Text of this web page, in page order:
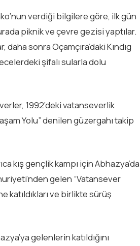
verdiği bilgilere göre, ilk gün
piknik ve çevre gezisi yaptılar.
sonra Oçamçıra’daki Kındıg
şifalı sularla dolu
1992’deki vatanseverlik
Yolu” denilen güzergahı takip
kış gençlik kampı için Abhazya’da
gelen “Vatansever
katıldıkları ve birlikte sürüş
gelenlerin katıldığını